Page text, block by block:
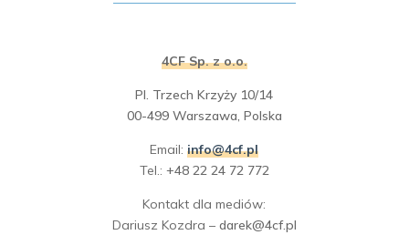
4CF Sp. z o.o.
Pl. Trzech Krzyży 10/14
00-499 Warszawa, Polska
Email: info@4cf.pl
Tel.: +48 22 24 72 772
Kontakt dla mediów:
Dariusz Kozdra – darek@4cf.pl